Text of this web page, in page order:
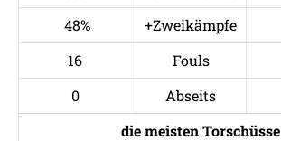
48%
+Zweikämpfe
16
Fouls
0
Abseits
die meisten Torschüsse